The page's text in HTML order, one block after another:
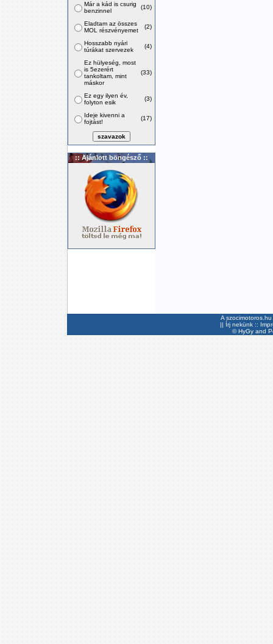
Már a kád is csurig
benzinnel
(10)
Eladtam az összes
MOL részvényemet
(2)
Hosszabb nyári
túrákat szervezek
(4)
Ez hülyeség, most
is 5ezerért
tankoltam, mint
máskor
(33)
Ez egy ilyen év,
folyton esik
(3)
Ideje kivenni a
fojtást!
(17)
:: Ajánlott böngésző ::
A
|| Írj nekünk ::
©HyGyand